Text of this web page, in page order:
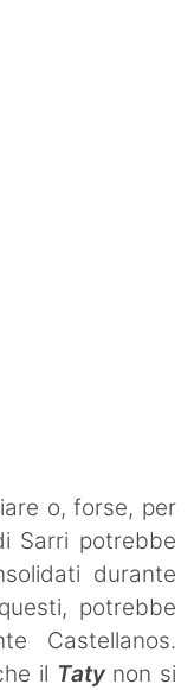
o, forse, per
Sarri potrebbe
durante
potrebbe
Castellanos.
il Tatynon si